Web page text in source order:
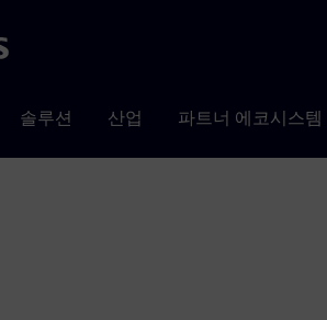
솔루션 산업 파트너 에코시스템